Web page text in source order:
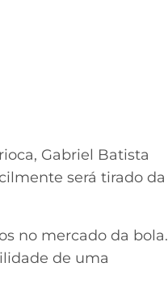
Gabriel Batista
será tirado da
no mercado da bola.
de uma